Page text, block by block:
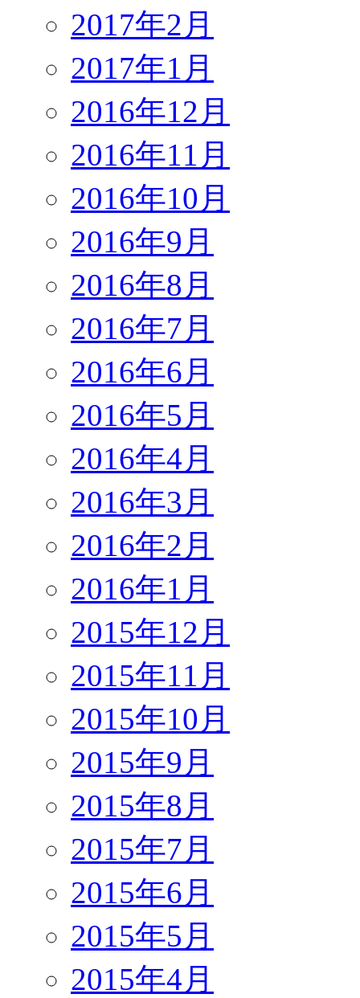
2017年2月
2017年1月
2016年12月
2016年11月
2016年10月
2016年9月
2016年8月
2016年7月
2016年6月
2016年5月
2016年4月
2016年3月
2016年2月
2016年1月
2015年12月
2015年11月
2015年10月
2015年9月
2015年8月
2015年7月
2015年6月
2015年5月
2015年4月